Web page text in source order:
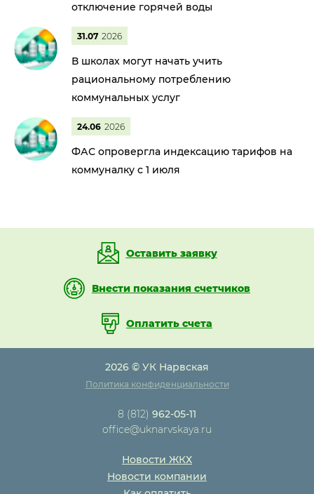
отключение горячей воды
31.07 2026
В школах могут начать учить
рациональному потреблению
коммунальных услуг
24.06 2026
ФАС опровергла индексацию тарифов на
коммуналку с 1 июля
Оставить заявку
Внести показания счетчиков
Оплатить счета
2026 © УК Нарвская
Политика конфиденциальности
8 (812) 962-05-11
office@uknarvskaya.ru
Новости ЖКХ
Новости компании